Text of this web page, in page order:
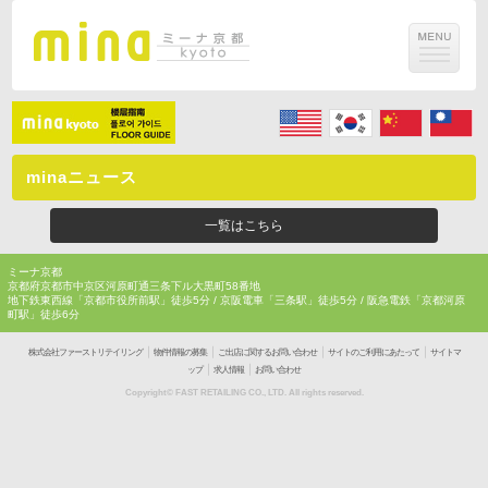
minaニュース
一覧はこちら
ミーナ京都
京都府京都市中京区河原町通三条下ル大黒町58番地
地下鉄東西線「京都市役所前駅」徒歩5分 / 京阪電車「三条駅」徒歩5分 / 阪急電鉄「京都河原
町駅」徒歩6分
株式会社ファーストリテイリング｜ 物件情報の募集｜ ご出店に関するお問い合わせ｜ サイトのご利用にあたって｜
サイトマ
ップ｜ 求人情報 お問い合わせ
Copyright© FAST RETAILING CO., LTD. All rights reserved.